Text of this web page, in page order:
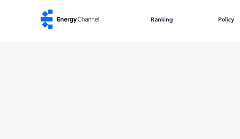
Ranking Policy